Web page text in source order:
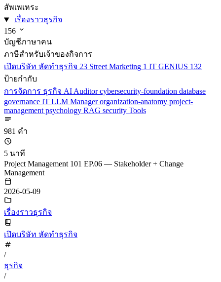
สัพเพเหระ
เรื่องราวธุรกิจ
156
บัญชีภาษาคน
ภาษีสำหรับเจ้าของกิจการ
เปิดบริษัท หัดทำธุรกิจ 23 Street Marketing 1 IT GENIUS 132
ป้ายกำกับ
การจัดการ ธุรกิจ AI Auditorcybersecurity-foundation database
governance IT LLM Managerorganization-anatomy project-
management psychology RAG security Tools
981 คำ
5 นาที
Project Management 101 EP.06 — Stakeholder + Change
Management
2026-05-09
เรื่องราวธุรกิจ
เปิดบริษัท หัดทำธุรกิจ
/
ธุรกิจ
/